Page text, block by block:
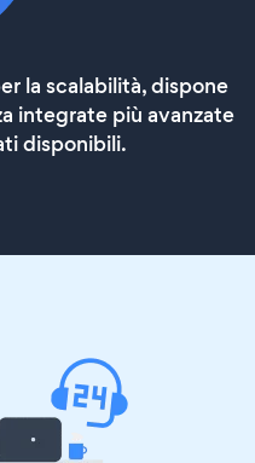
la scalabilità, dispone
integrate più avanzate
disponibili.